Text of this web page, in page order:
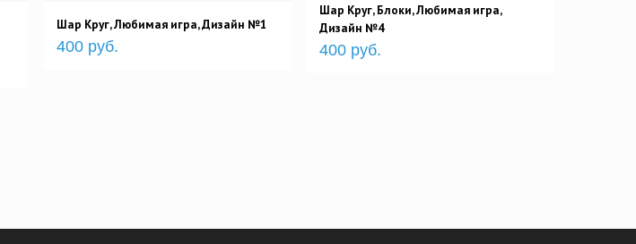
Шар Круг, Любимая игра, Дизайн №1
400 руб.
Шар Круг, Блоки, Любимая игра,
Дизайн №4
400 руб.